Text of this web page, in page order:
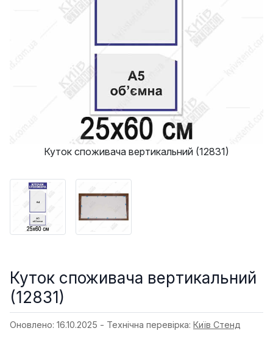
Куток споживача вертикальний (12831)
Куток споживача вертикальний
(12831)
Оновлено: 16.10.2025 - Технічна перевірка: Київ Стенд